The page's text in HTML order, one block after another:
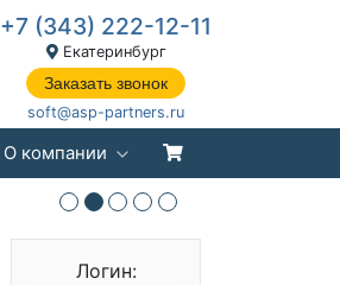
+7 (343) 222-12-11
Екатеринбург
Заказать звонок
soft@asp-partners.ru
О компании
Логин: